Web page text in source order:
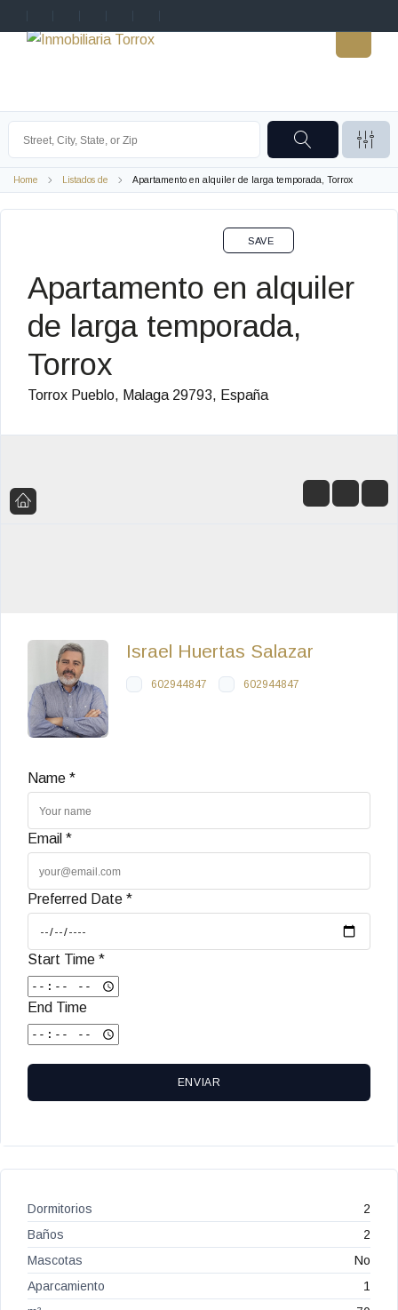
Home Listados de Apartamento en alquiler de larga temporada, Torrox
Apartamento en alquiler
de larga temporada,
Torrox
Torrox Pueblo, Malaga 29793, España
SAVE
Israel Huertas Salazar
602944847 602944847
Name *
Email *
Preferred Date *
Start Time *
End Time
ENVIAR
Dormitorios
2
Baños
2
Mascotas
No
Aparcamiento
1